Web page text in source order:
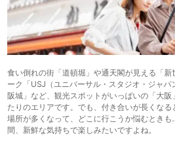
食い倒れの街「道頓堀」や通天閣が見える「
ーク「USJ（ユニバーサル・スタジオ・ジャパ
阪城」など、観光スポットがいっぱいの「大阪
たりのエリアです。でも、付き合いが長くなる
場所が多くなって、どこに行こうか悩むとき
間、新鮮な気持ちで楽しみたいですよね。